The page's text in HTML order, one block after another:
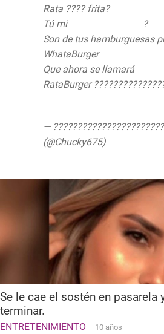
Rata ???? frita?
Tú mi
?
Son de tus hamburguesas
WhataBurger
Que ahora se llamará
RataBurger
—
(@Chucky675)
Se le cae el sostén en pasarela
terminar.
ENTRETENIMIENTO 10 años